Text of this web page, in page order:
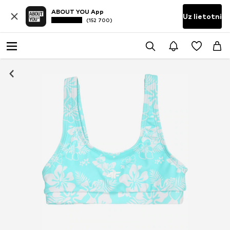
ABOUT YOU App
(152 700) Uz lietotni